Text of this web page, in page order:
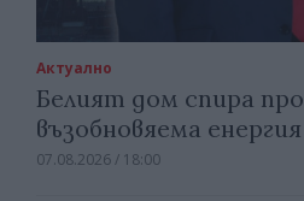
Актуално
Белият дом спира
възобновяема
07.08.2026 / 18:00